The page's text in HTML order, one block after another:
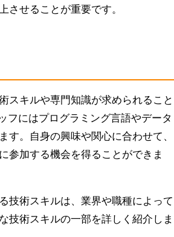
させることが重要です。
スキルや専門知識が求められること
フにはプログラミング言語やデータ
す。自身の興味や関心に合わせて、
参加する機会を得ることができま
技術スキルは、業界や職種によって
技術スキルの一部を詳しく紹介しま